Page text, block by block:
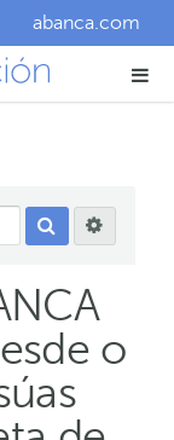
abanca.com
o